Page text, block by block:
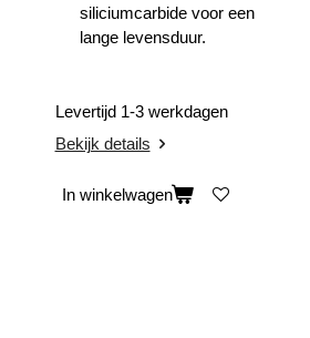
siliciumcarbide voor een
lange levensduur.
Levertijd 1-3 werkdagen
Bekijk details
In winkelwagen